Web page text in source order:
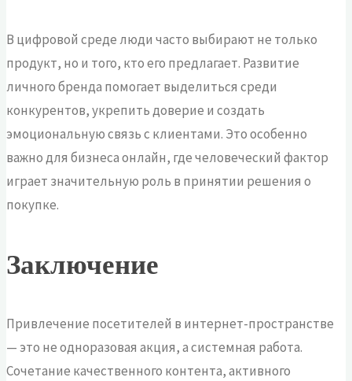
В цифровой среде люди часто выбирают не только
продукт, но и того, кто его предлагает. Развитие
личного бренда помогает выделиться среди
конкурентов, укрепить доверие и создать
эмоциональную связь с клиентами. Это особенно
важно для бизнеса онлайн, где человеческий фактор
играет значительную роль в принятии решения о
покупке.
Заключение
Привлечение посетителей в интернет-пространстве
— это не одноразовая акция, а системная работа.
Сочетание качественного контента, активного